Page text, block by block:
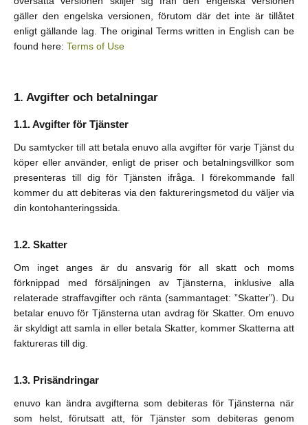
gäller den engelska versionen, förutom där det inte är tillåtet
enligt gällande lag. The original Terms written in English can be
found here: Terms of Use
Avgifter och betalningar
Avgifter för Tjänster
Du samtycker till att betala enuvo alla avgifter för varje Tjänst du
köper eller använder, enligt de priser och betalningsvillkor som
presenteras till dig för Tjänsten ifråga. I förekommande fall
kommer du att debiteras via den faktureringsmetod du väljer via
din kontohanteringssida.
Skatter
Om inget anges är du ansvarig för all skatt och moms
förknippad med försäljningen av Tjänsterna, inklusive alla
relaterade straffavgifter och ränta (sammantaget: ”Skatter”). Du
betalar enuvo för Tjänsterna utan avdrag för Skatter. Om enuvo
är skyldigt att samla in eller betala Skatter, kommer Skatterna att
faktureras till dig.
Prisändringar
enuvo kan ändra avgifterna som debiteras för Tjänsterna när
som helst, förutsatt att, för Tjänster som debiteras genom